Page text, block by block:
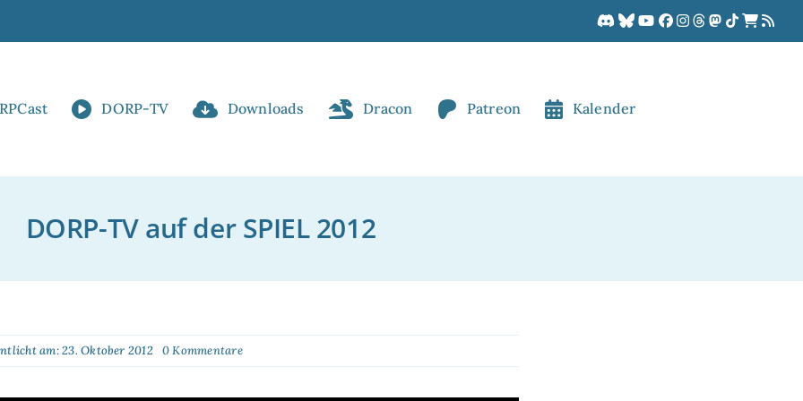
DORP-TV Downloads Dracon Patreon Kalender
DORP-TV auf der SPIEL 2012
am: 23. Oktober 2012 0 Kommentareon
DORP-
auf